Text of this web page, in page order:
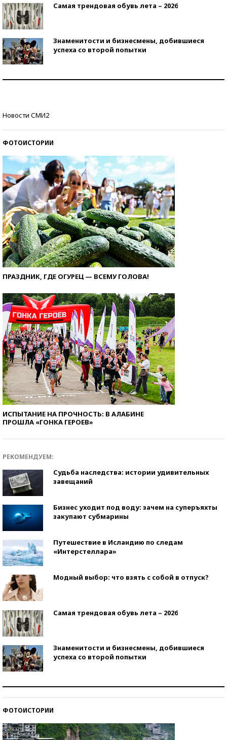
Самая трендовая обувь лета – 2026
Знаменитости и бизнесмены, добившиеся
успеха со второй попытки
Новости СМИ2
ФОТОИСТОРИИ
ПРАЗДНИК, ГДЕ ОГУРЕЦ — ВСЕМУ ГОЛОВА!
ИСПЫТАНИЕ НА ПРОЧНОСТЬ: В АЛАБИНЕ
ПРОШЛА «ГОНКА ГЕРОЕВ»
РЕКОМЕНДУЕМ:
Судьба наследства: истории удивительных
завещаний
Бизнес уходит под воду: зачем на суперъяхты
закупают субмарины
Путешествие в Исландию по следам
«Интерстеллара»
Модный выбор: что взять с собой в отпуск?
Самая трендовая обувь лета – 2026
Знаменитости и бизнесмены, добившиеся
успеха со второй попытки
ФОТОИСТОРИИ